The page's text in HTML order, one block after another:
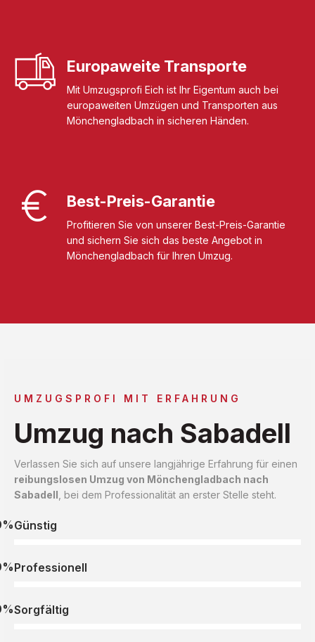
Europaweite Transporte
Mit Umzugsprofi Eich ist Ihr Eigentum auch bei
europaweiten Umzügen und Transporten aus
Mönchengladbach in sicheren Händen.
Best-Preis-Garantie
Profitieren Sie von unserer Best-Preis-Garantie
und sichern Sie sich das beste Angebot in
Mönchengladbach für Ihren Umzug.
UMZUGSPROFI MIT ERFAHRUNG
Umzug nach Sabadell
Verlassen Sie sich auf unsere langjährige Erfahrung für einen
reibungslosen Umzug von Mönchengladbach nach
Sabadell , bei dem Professionalität an erster Stelle steht.
Günstig
Professionell
Sorgfältig